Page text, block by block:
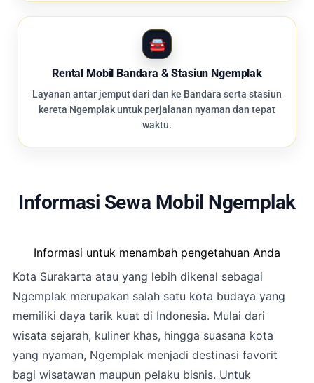
Rental Mobil Bandara & Stasiun Ngemplak
Layanan antar jemput dari dan ke Bandara serta stasiun
kereta Ngemplak untuk perjalanan nyaman dan tepat
waktu.
Informasi Sewa Mobil Ngemplak
Informasi untuk menambah pengetahuan Anda
Kota Surakarta atau yang lebih dikenal sebagai
Ngemplak merupakan salah satu kota budaya yang
memiliki daya tarik kuat di Indonesia. Mulai dari
wisata sejarah, kuliner khas, hingga suasana kota
yang nyaman, Ngemplak menjadi destinasi favorit
bagi wisatawan maupun pelaku bisnis. Untuk